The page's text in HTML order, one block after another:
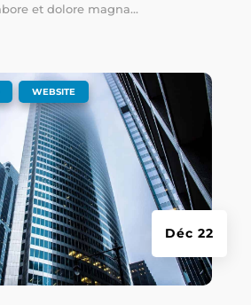
et dolore magna...
Déc 22
WEBSITE